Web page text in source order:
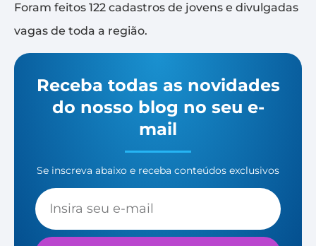
Foram feitos 122 cadastros de jovens e divulgadas
vagas de toda a região.
Receba todas as novidades
do nosso blog no seu e-
mail
Se inscreva abaixo e receba conteúdos exclusivos